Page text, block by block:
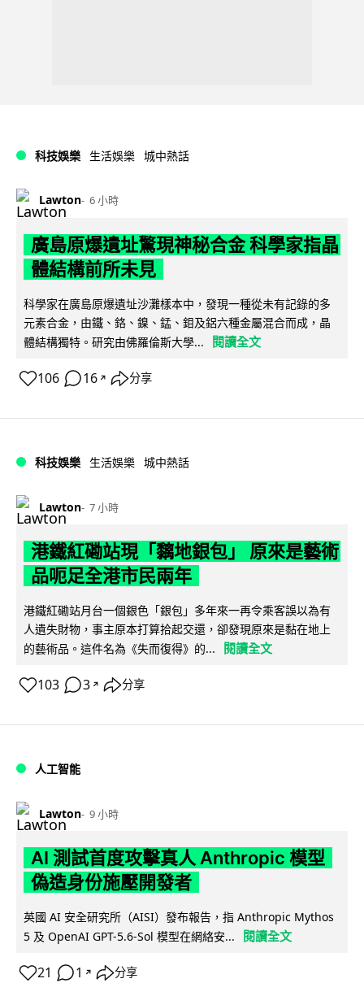
科技娛樂 生活娛樂 城中熱話
Lawton 6 小時
廣島原爆遺址驚現神秘合金 科學家指晶
體結構前所未見
科學家在廣島原爆遺址沙灘樣本中，發現一種從未有記錄的多
元素合金，由鐵、鉻、鎳、錳、鉬及鋁六種金屬混合而成，晶
體結構獨特。研究由佛羅倫斯大學...
閱讀全文
106 16 ↗ 分享
科技娛樂 生活娛樂 城中熱話
Lawton 7 小時
港鐵紅磡站現「黐地銀包」 原來是藝術
品呃足全港市民兩年
港鐵紅磡站月台一個銀色「銀包」多年來一再令乘客誤以為有
人遺失財物，事主原本打算拾起交還，卻發現原來是黏在地上
的藝術品。這件名為《失而復得》的...
閱讀全文
103 3 ↗ 分享
人工智能
Lawton 9 小時
AI 測試首度攻擊真人 Anthropic 模型
偽造身份施壓開發者
英國 AI 安全研究所（AISI）發布報告，指 Anthropic Mythos
5 及 OpenAI GPT-5.6-Sol 模型在網絡安...
閱讀全文
21 1 ↗ 分享